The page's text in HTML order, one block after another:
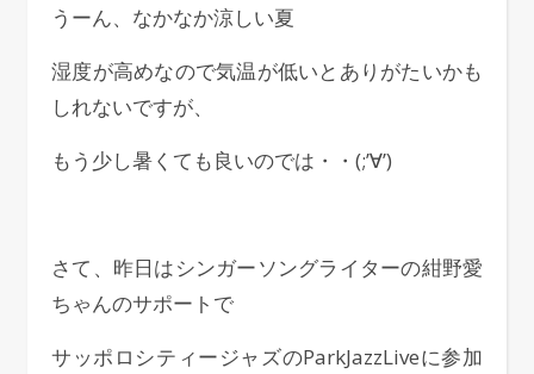
うーん、なかなか涼しい夏
湿度が高めなので気温が低いとありがたいかも
しれないですが、
もう少し暑くても良いのでは・・(;’∀’)
さて、昨日はシンガーソングライターの紺野愛
ちゃんのサポートで
サッポロシティージャズのParkJazzLiveに参加